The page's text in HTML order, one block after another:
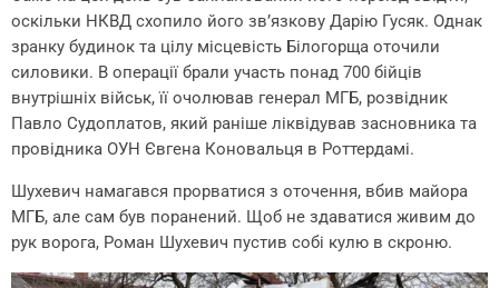
оскільки НКВД схопило його зв’язкову Дарію Гусяк. Однак
зранку будинок та цілу місцевість Білогорща оточили
силовики. В операції брали участь понад 700 бійців
внутрішніх військ, її очолював генерал МГБ, розвідник
Павло Судоплатов, який раніше ліквідував засновника та
провідника ОУН Євгена Коновальця в Роттердамі.
Шухевич намагався прорватися з оточення, вбив майора
МГБ, але сам був поранений. Щоб не здаватися живим до
рук ворога, Роман Шухевич пустив собі кулю в скроню.